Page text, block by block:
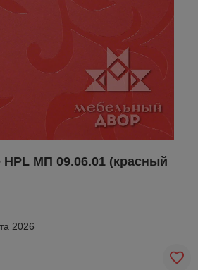
HPL МП 09.06.01 (красный
2026